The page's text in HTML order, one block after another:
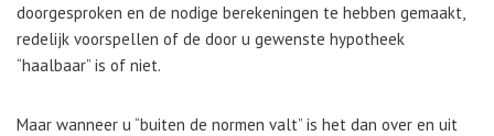
doorgesproken en de nodige berekeningen te hebben gemaakt,
redelijk voorspellen of de door u gewenste hypotheek
“haalbaar” is of niet.
Maar wanneer u “buiten de normen valt” is het dan over en uit